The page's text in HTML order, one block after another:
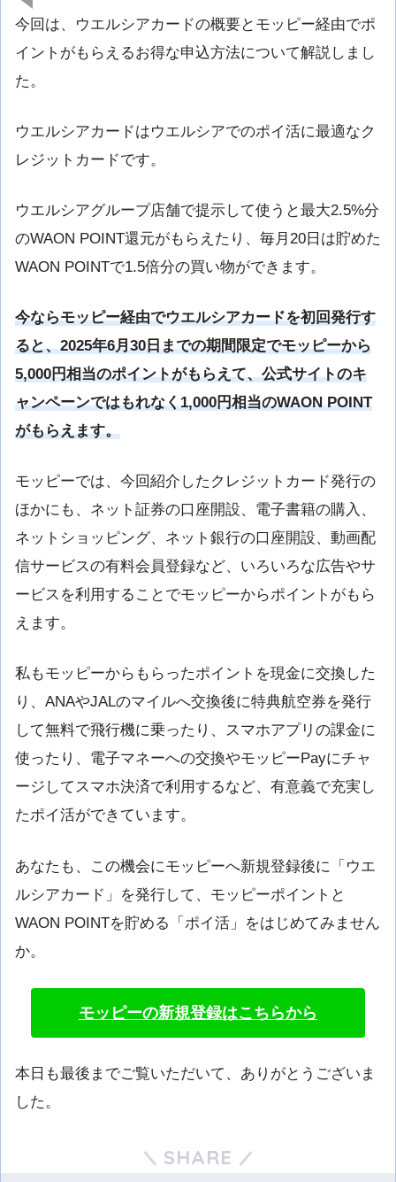
今回は、ウエルシアカードの概要とモッピー経由でポ
イントがもらえるお得な申込方法について解説しまし
た。
ウエルシアカードはウエルシアでのポイ活に最適なク
レジットカードです。
ウエルシアグループ店舗で提示して使うと最大2.5%分
のWAON POINT還元がもらえたり、毎月20日は貯めた
WAON POINTで1.5倍分の買い物ができます。
今ならモッピー経由でウエルシアカードを初回発行す
ると、2025年6月30日までの期間限定でモッピーから
5,000円相当のポイントがもらえて、公式サイトのキ
ャンペーンではもれなく1,000円相当のWAON POINT
がもらえます。
モッピーでは、今回紹介したクレジットカード発行の
ほかにも、ネット証券の口座開設、電子書籍の購入、
ネットショッピング、ネット銀行の口座開設、動画配
信サービスの有料会員登録など、いろいろな広告やサ
ービスを利用することでモッピーからポイントがもら
えます。
私もモッピーからもらったポイントを現金に交換した
り、 ANAやJALのマイルへ交換後に特典航空券を発行
して無料で飛行機に乗ったり、スマホアプリの課金に
使ったり、電子マネーへの交換やモッピー Payにチャ
ージしてスマホ決済で利用するなど、有意義で充実し
たポイ活ができています。
あなたも、この機会にモッピーへ新規登録後に「ウエ
ルシアカード」を発行して、モッピーポイントと
WAON POINTを貯める「ポイ活」をはじめてみません
か。
モッピーの新規登録はこちらから
本日も最後までご覧いただいて、ありがとうございま
した。
SHARE